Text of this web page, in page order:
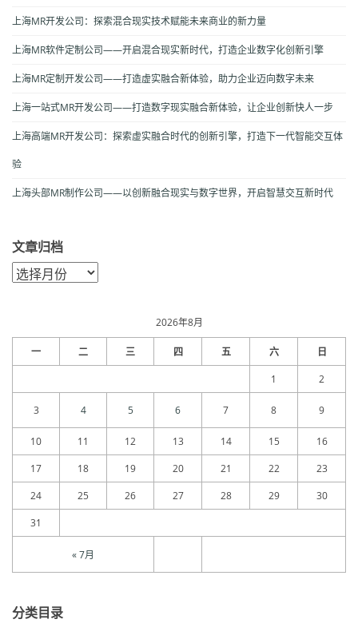
上海MR开发公司：探索混合现实技术赋能未来商业的新力量
上海MR软件定制公司——开启混合现实新时代，打造企业数字化创新引擎
上海MR定制开发公司——打造虚实融合新体验，助力企业迈向数字未来
上海一站式MR开发公司——打造数字现实融合新体验，让企业创新快人一步
上海高端MR开发公司：探索虚实融合时代的创新引擎，打造下一代智能交互体
验
上海头部MR制作公司——以创新融合现实与数字世界，开启智慧交互新时代
文章归档
文
章
2026年8月
一 二 三 四 五 六 日
« 7月
1 2
3 4 5 6 7 8 9
10 11 12 13 14 15
16
17
18 19 20 21 22
23
24
25 26 27 28 29
30
31
分类目录